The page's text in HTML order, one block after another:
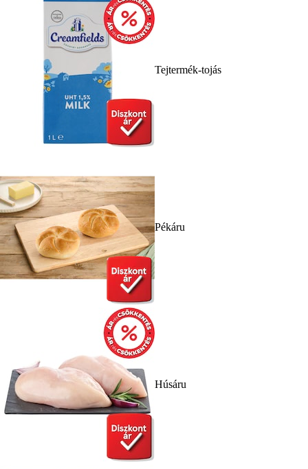
Tejtermék-tojás
Pékáru
Húsáru